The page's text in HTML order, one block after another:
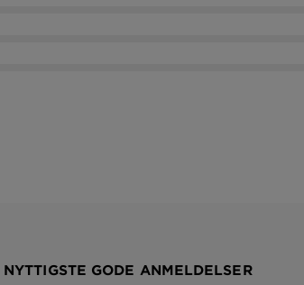
NYTTIGSTE GODE ANMELDELSER